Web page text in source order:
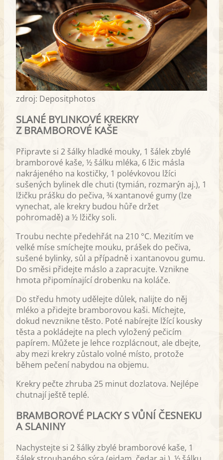
zdroj: Depositphotos
SLANÉ BYLINKOVÉ KREKRY
Z BRAMBOROVÉ KAŠE
Připravte si 2 šálky hladké mouky, 1 šálek zbylé
bramborové kaše, ½ šálku mléka, 6 lžic másla
nakrájeného na kostičky, 1 polévkovou lžíci
sušených bylinek dle chuti (tymián, rozmarýn aj.), 1
lžičku prášku do pečiva, ¾ xantanové gumy (lze
vynechat, ale krekry budou hůře držet
pohromadě) a ½ lžičky soli.
Troubu nechte předehřát na 210 °C. Mezitím ve
velké míse smíchejte mouku, prášek do pečiva,
sušené bylinky, sůl a případně i xantanovou gumu.
Do směsi přidejte máslo a zapracujte. Vznikne
hmota připomínající drobenku na koláče.
Do středu hmoty udělejte důlek, nalijte do něj
mléko a přidejte bramborovou kaši. Míchejte,
dokud nevznikne těsto. Poté nabírejte lžící kousky
těsta a pokládejte na plech vyložený pečicím
papírem. Můžete je lehce rozplácnout, ale dbejte,
aby mezi krekry zůstalo volné místo, protože
během pečení nabydou na objemu.
Krekry pečte zhruba 25 minut dozlatova. Nejlépe
chutnají ještě teplé.
BRAMBOROVÉ PLACKY S VŮNÍ ČESNEKU
A SLANINY
Nachystejte si 2 šálky zbylé bramborové kaše, 1